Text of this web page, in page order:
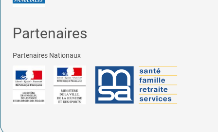
Partenaires
Partenaires Nationaux